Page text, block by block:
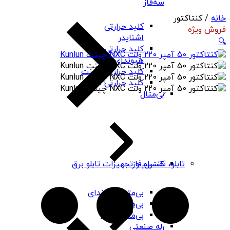
کلید حرارتی
اشنایدر
کلید حرارتی
هیوندای
کلید حرارتی چینت
کلید حرارتی PNS
بی‌متال
بی‌متال هیوندای
بی‌متال چینت
بی‌متال PNS
رله صنعتی
سه‌فاز
کنترل فاز
تابلو، تقسیم و تجهیزات تابلو برق
خانه / کنتاکتور
فروش ویژه
🔍